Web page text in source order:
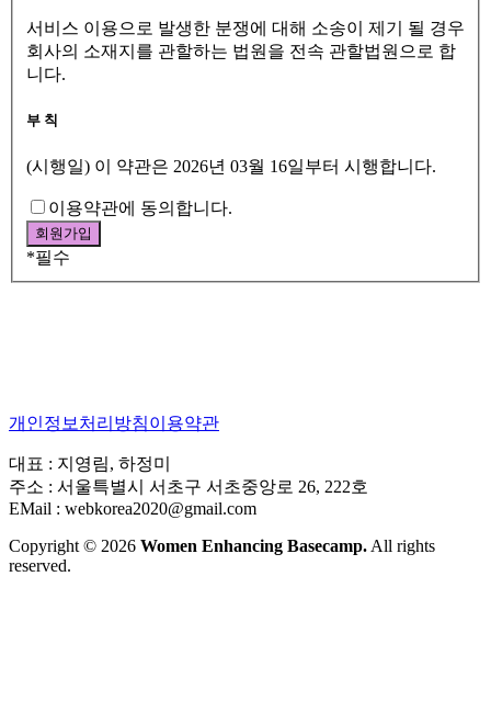
서비스 이용으로 발생한 분쟁에 대해 소송이 제기 될 경우
회사의 소재지를 관할하는 법원을 전속 관할법원으로 합
니다.
부 칙
(시행일) 이 약관은 2026년 03월 16일부터 시행합니다.
이용약관에 동의합니다.
*필수
개인정보처리방침이용약관
대표 : 지영림, 하정미
주소 : 서울특별시 서초구 서초중앙로 26, 222호
EMail : webkorea2020@gmail.com
Copyright © 2026 Women Enhancing Basecamp. All rights
reserved.